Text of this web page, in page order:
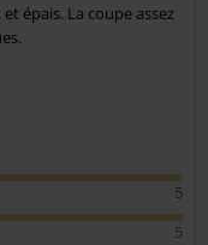
épais. La coupe assez
5
5